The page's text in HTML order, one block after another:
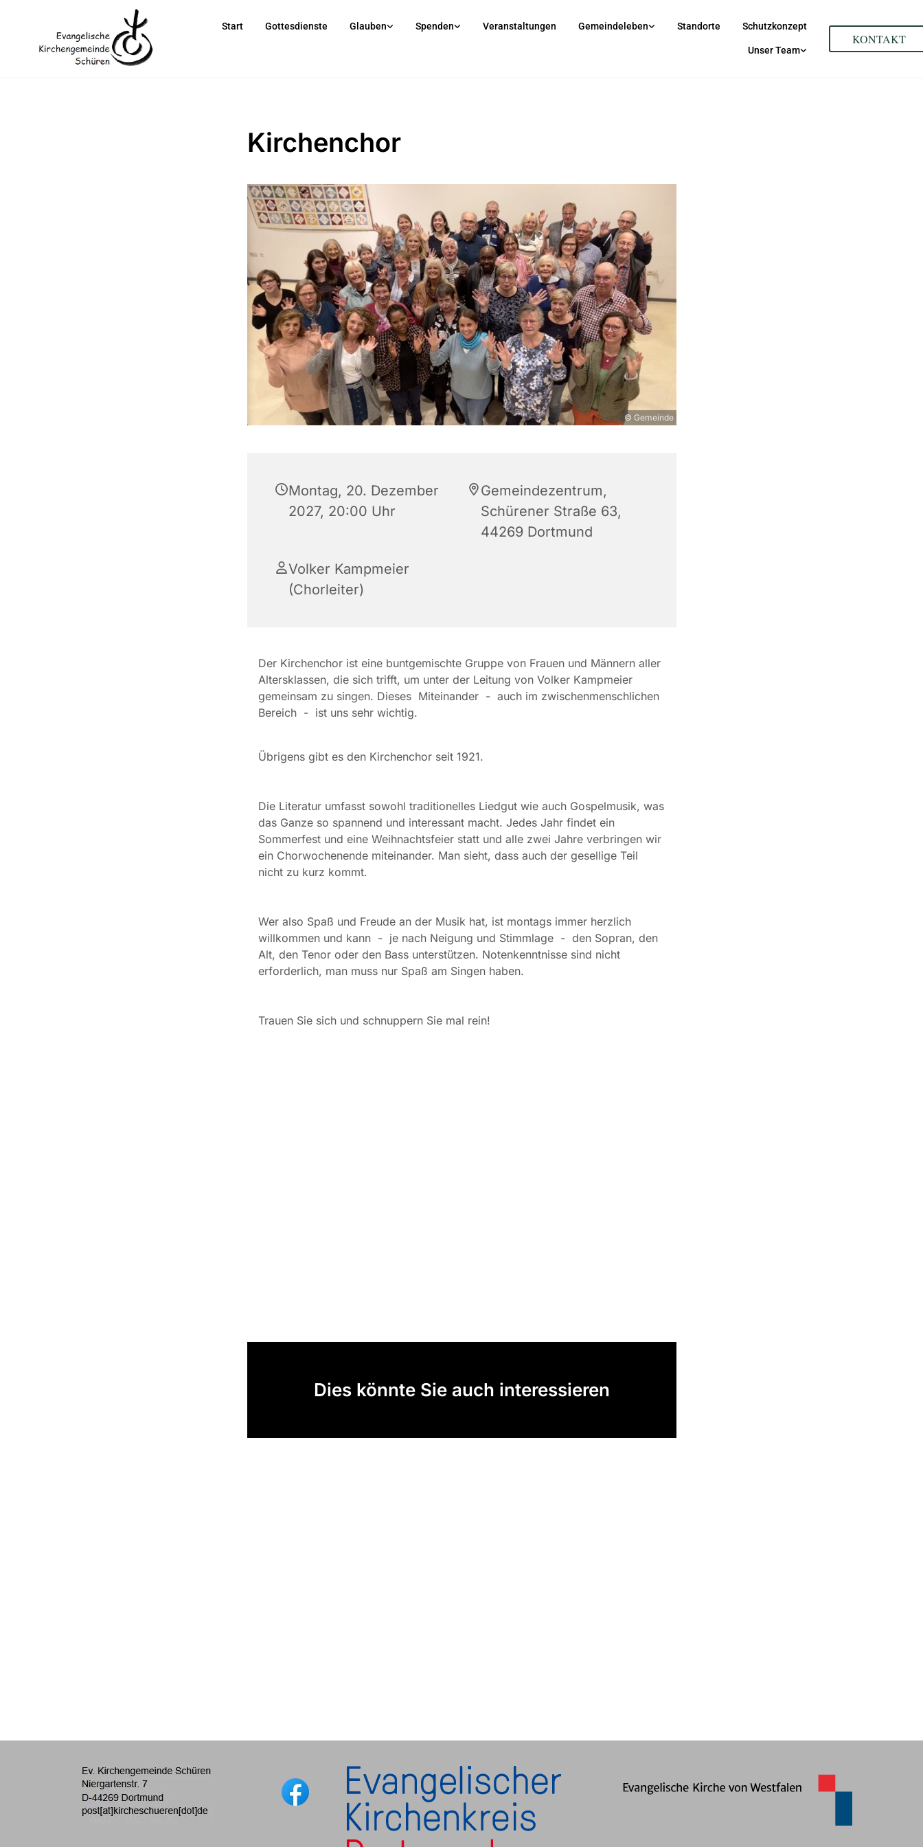
Start Gottesdienste Glauben Spenden Veranstaltungen Gemeindeleben Standorte Schutzkonzept
Unser Team
KONTAKT
Kirchenchor
© Gemeinde
Montag, 20. Dezember
2027, 20:00 Uhr
Gemeindezentrum,
Schürener Straße 63,
44269 Dortmund
Volker Kampmeier
(Chorleiter)
Der Kirchenchor ist eine buntgemischte Gruppe von Frauen und Männern aller
Altersklassen, die sich trifft, um unter der Leitung von Volker Kampmeier
gemeinsam zu singen. Dieses Miteinander - auch im zwischenmenschlichen
Bereich - ist uns sehr wichtig.
Übrigens gibt es den Kirchenchor seit 1921.
Die Literatur umfasst sowohl traditionelles Liedgut wie auch Gospelmusik, was
das Ganze so spannend und interessant macht. Jedes Jahr findet ein
Sommerfest und eine Weihnachtsfeier statt und alle zwei Jahre verbringen wir
ein Chorwochenende miteinander. Man sieht, dass auch der gesellige Teil
nicht zu kurz kommt.
Wer also Spaß und Freude an der Musik hat, ist montags immer herzlich
willkommen und kann - je nach Neigung und Stimmlage - den Sopran, den
Alt, den Tenor oder den Bass unterstützen. Notenkenntnisse sind nicht
erforderlich, man muss nur Spaß am Singen haben.
Trauen Sie sich und schnuppern Sie mal rein!
Dies könnte Sie auch interessieren